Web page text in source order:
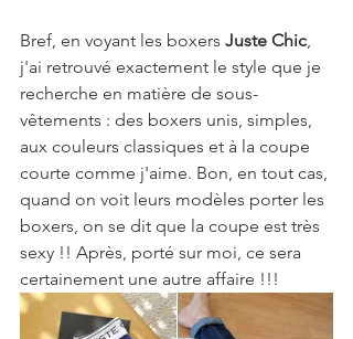
Bref, en voyant les boxers Juste Chic,
j'ai retrouvé exactement le style que je
recherche en matière de sous-
vêtements : des boxers unis, simples,
aux couleurs classiques et à la coupe
courte comme j'aime. Bon, en tout cas,
quand on voit leurs modèles porter les
boxers, on se dit que la coupe est très
sexy !! Après, porté sur moi, ce sera
certainement une autre affaire !!!